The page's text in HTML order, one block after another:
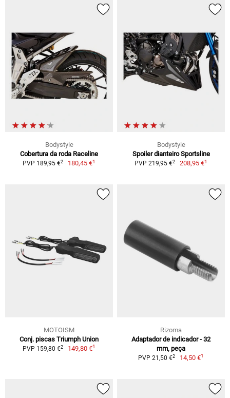
Bodystyle
Cobertura da roda Raceline
PVP 189,95 €2 180,45 €1
Bodystyle
Spoiler dianteiro Sportsline
PVP 219,95 €2 208,95 €1
MOTOISM
Conj. piscas Triumph Union
PVP 159,80 €2 149,80 €1
Rizoma
Adaptador de indicador - 32
mm, peça
PVP 21,50 €2 14,50 €1